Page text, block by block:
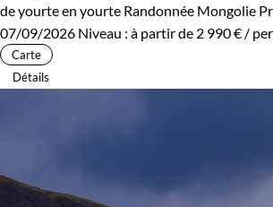
de yourte en yourte Randonnée Mongolie
07/09/2026 Niveau : à partir de 2 990 € /
Carte
Détails